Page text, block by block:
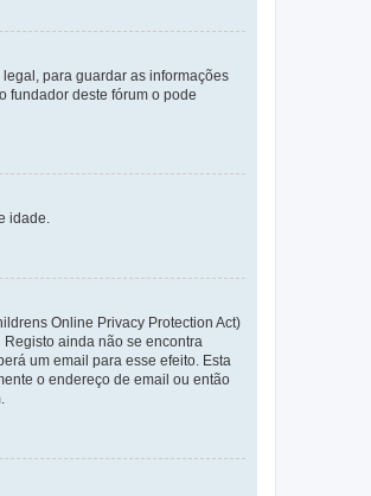
para guardar as informações
fundador deste fórum o pode
idade.
Online Privacy Protection Act)
ainda não se encontra
um email para esse efeito. Esta
o endereço de email ou então